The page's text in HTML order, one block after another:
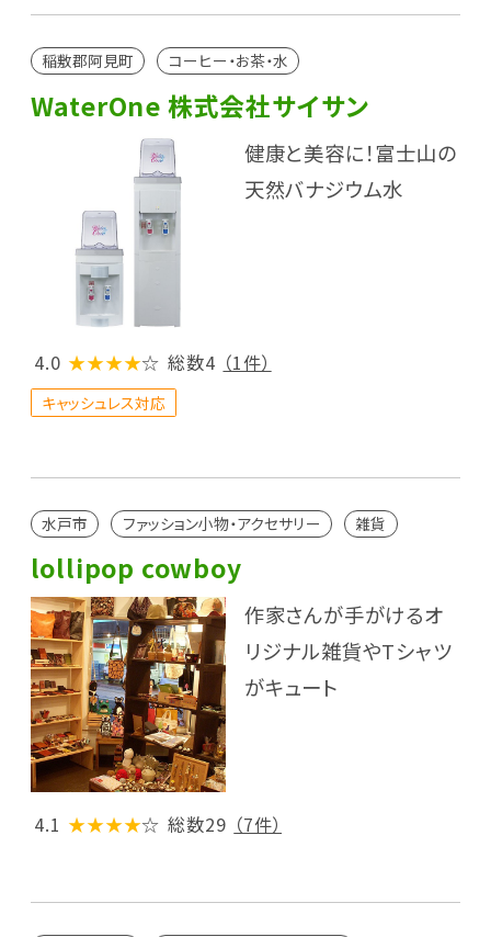
稲敷郡阿見町 コーヒー・お茶・水
WaterOne 株式会社サイサン
健康と美容に！富士山の
天然バナジウム水
4.0 ★★★★☆ 総数4 （1件）
キャッシュレス対応
水戸市 ファッション小物・アクセサリー 雑貨
lollipop cowboy
作家さんが手がけるオ
リジナル雑貨やTシャツ
がキュート
4.1 ★★★★☆ 総数29 （7件）